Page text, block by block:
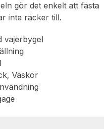
gör det enkelt att fästa
inte räcker till.
vajerbygel
Väskor